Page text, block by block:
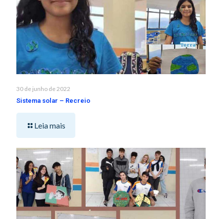
30 de junho de 2022
Sistema solar – Recreio
Leia mais